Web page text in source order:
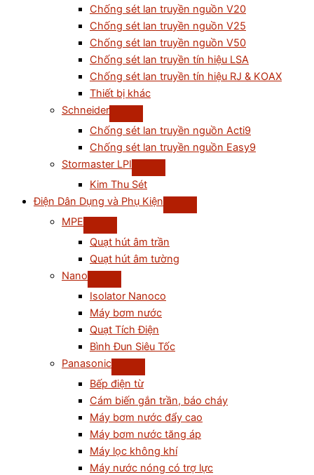
Chống sét lan truyền nguồn V20
Chống sét lan truyền nguồn V25
Chống sét lan truyền nguồn V50
Chống sét lan truyền tín hiệu LSA
Chống sét lan truyền tín hiệu RJ & KOAX
Thiết bị khác
Schneider
Chống sét lan truyền nguồn Acti9
Chống sét lan truyền nguồn Easy9
Stormaster LPI
Kim Thu Sét
Điện Dân Dụng và Phụ Kiện
MPE
Quạt hút âm trần
Quạt hút âm tường
Nano
Isolator Nanoco
Máy bơm nước
Quạt Tích Điện
Bình Đun Siêu Tốc
Panasonic
Bếp điện từ
Cám biến gắn trần, báo cháy
Máy bơm nước đẩy cao
Máy bơm nước tăng áp
Máy lọc không khí
Máy nước nóng có trợ lực